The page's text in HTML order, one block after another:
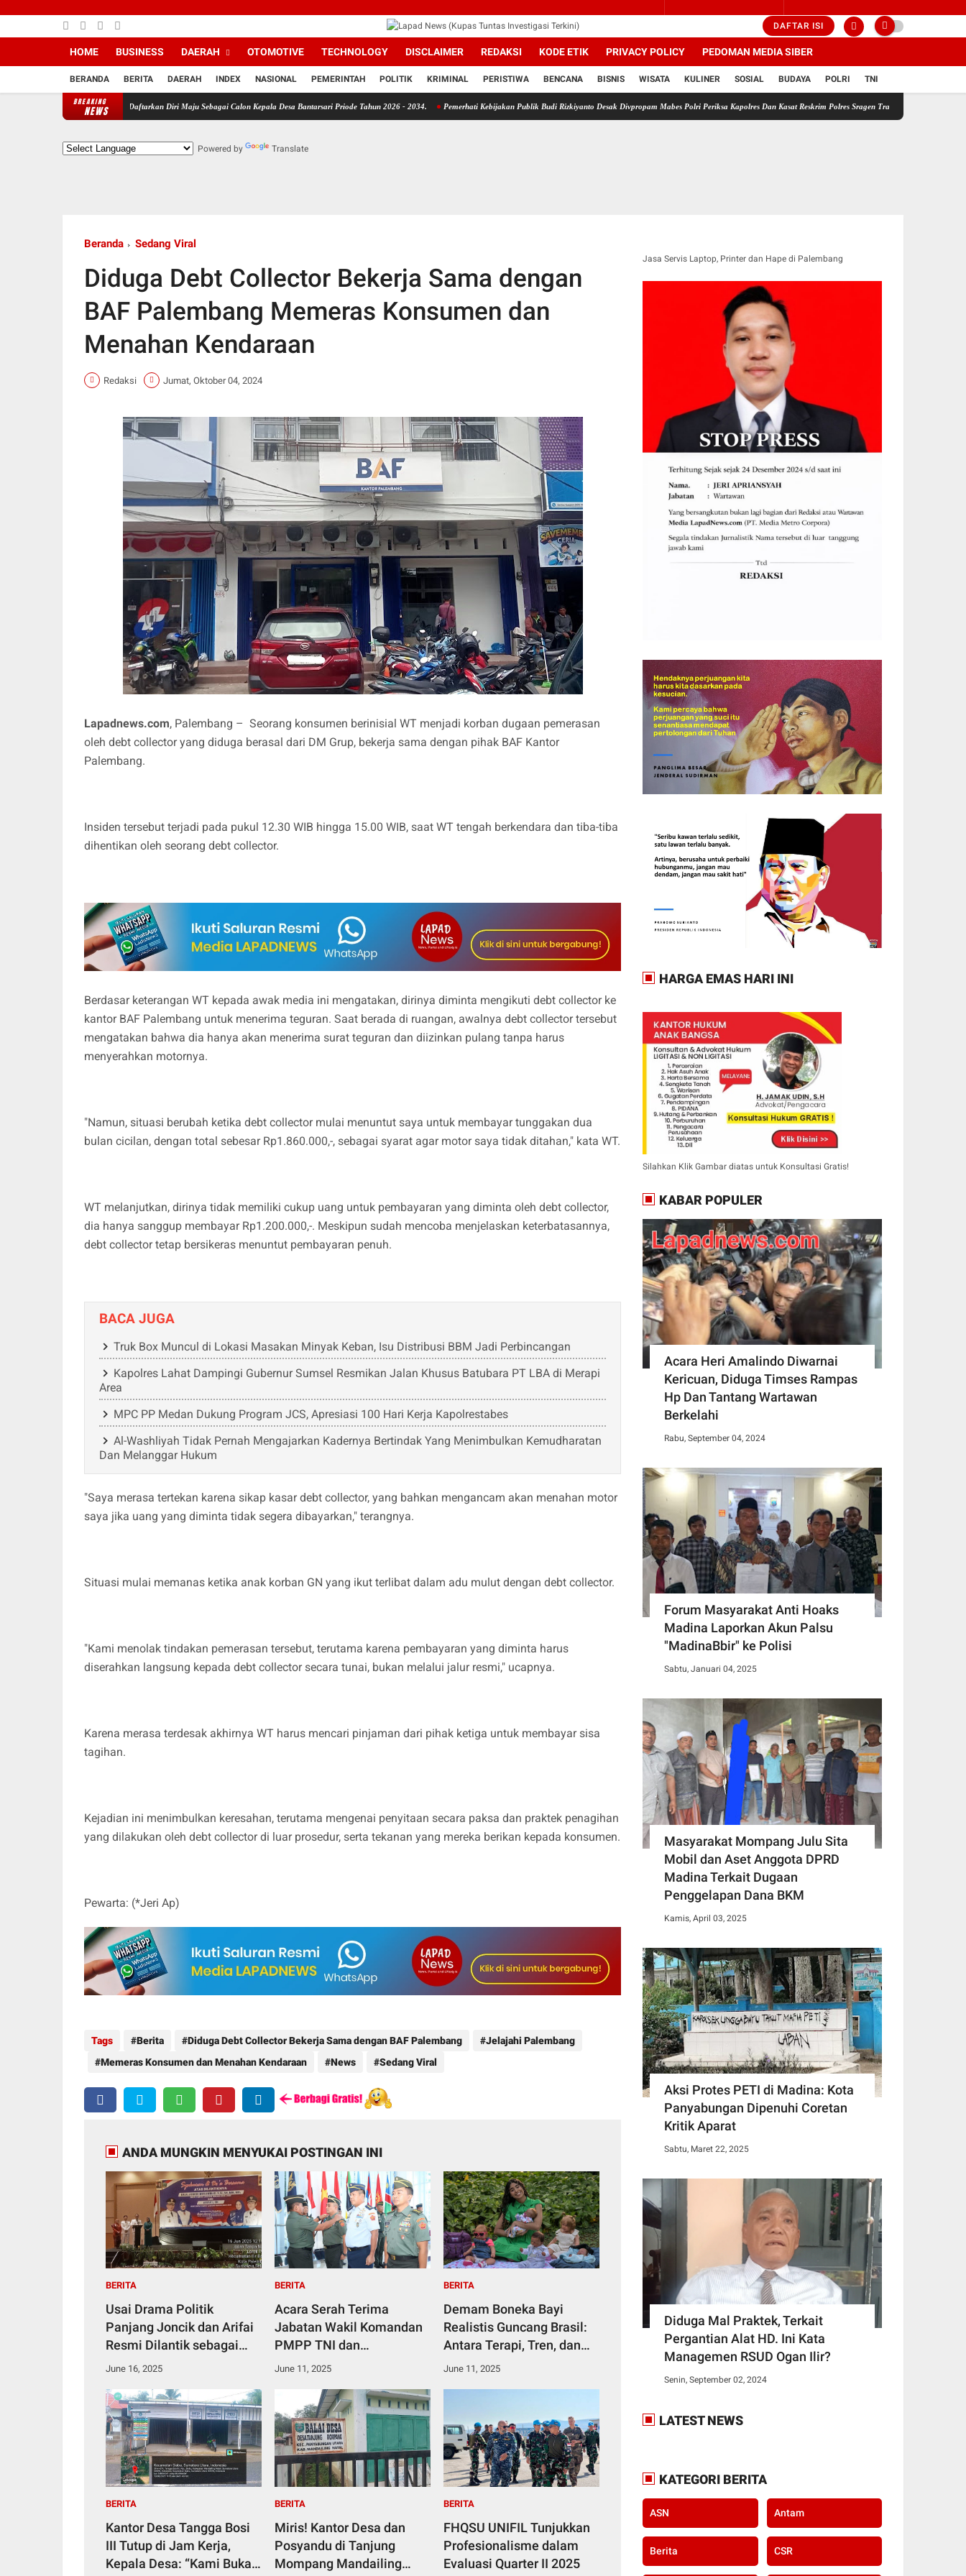
DAFTAR ISI
HOME BUSINESS DAERAH OTOMOTIVE TECHNOLOGY DISCLAIMER REDAKSI KODE ETIK PRIVACY POLICY PEDOMAN MEDIA SIBER
BERANDA BERITA DAERAH INDEX NASIONAL PEMERINTAH POLITIK KRIMINAL PERISTIWA BENCANA BISNIS WISATA KULINER SOSIAL BUDAYA POLRI TNI
BREAKING
NEWS
MJS Resmi Daftarkan Diri Maju Sebagai Calon Kepala Desa Bantarsari Priode Tahun 2026 - 2034. Pemerhati Kebijakan Publik Budi Rizkiyanto Desak Divpropam Mabes Polri Periksa Kapolres Dan Kasat Reskrim Polres Sragen Transparansi Adalah Kunci
Powered by Translate
Beranda Sedang Viral
Diduga Debt Collector Bekerja Sama dengan
BAF Palembang Memeras Konsumen dan
Menahan Kendaraan
Redaksi Jumat, Oktober 04, 2024
Lapadnews.com, Palembang – Seorang konsumen berinisial WT menjadi korban dugaan pemerasan
oleh debt collector yang diduga berasal dari DM Grup, bekerja sama dengan pihak BAF Kantor
Palembang.
Insiden tersebut terjadi pada pukul 12.30 WIB hingga 15.00 WIB, saat WT tengah berkendara dan tiba-tiba
dihentikan oleh seorang debt collector.
Berdasar keterangan WT kepada awak media ini mengatakan, dirinya diminta mengikuti debt collector ke
kantor BAF Palembang untuk menerima teguran. Saat berada di ruangan, awalnya debt collector tersebut
mengatakan bahwa dia hanya akan menerima surat teguran dan diizinkan pulang tanpa harus
menyerahkan motornya.
"Namun, situasi berubah ketika debt collector mulai menuntut saya untuk membayar tunggakan dua
bulan cicilan, dengan total sebesar Rp1.860.000,-, sebagai syarat agar motor saya tidak ditahan," kata WT.
WT melanjutkan, dirinya tidak memiliki cukup uang untuk pembayaran yang diminta oleh debt collector,
dia hanya sanggup membayar Rp1.200.000,-. Meskipun sudah mencoba menjelaskan keterbatasannya,
debt collector tetap bersikeras menuntut pembayaran penuh.
BACA JUGA
Truk Box Muncul di Lokasi Masakan Minyak Keban, Isu Distribusi BBM Jadi Perbincangan
Kapolres Lahat Dampingi Gubernur Sumsel Resmikan Jalan Khusus Batubara PT LBA di Merapi
Area
MPC PP Medan Dukung Program JCS, Apresiasi 100 Hari Kerja Kapolrestabes
Al-Washliyah Tidak Pernah Mengajarkan Kadernya Bertindak Yang Menimbulkan Kemudharatan
Dan Melanggar Hukum
"Saya merasa tertekan karena sikap kasar debt collector, yang bahkan mengancam akan menahan motor
saya jika uang yang diminta tidak segera dibayarkan," terangnya.
Situasi mulai memanas ketika anak korban GN yang ikut terlibat dalam adu mulut dengan debt collector.
"Kami menolak tindakan pemerasan tersebut, terutama karena pembayaran yang diminta harus
diserahkan langsung kepada debt collector secara tunai, bukan melalui jalur resmi," ucapnya.
Karena merasa terdesak akhirnya WT harus mencari pinjaman dari pihak ketiga untuk membayar sisa
tagihan.
Kejadian ini menimbulkan keresahan, terutama mengenai penyitaan secara paksa dan praktek penagihan
yang dilakukan oleh debt collector di luar prosedur, serta tekanan yang mereka berikan kepada konsumen.
Pewarta: (*Jeri Ap)
Tags Berita Diduga Debt Collector Bekerja Sama dengan BAF Palembang
Jelajahi Palembang
Memeras Konsumen dan Menahan Kendaraan
News Sedang Viral
ANDA MUNGKIN MENYUKAI POSTINGAN INI
BERITA
Usai Drama Politik
Panjang Joncik dan Arifai
Resmi Dilantik sebagai
Bupati dan Wakil Bupati
June 16, 2025
BERITA
Acara Serah Terima
Jabatan Wakil Komandan
PMPP TNI dan
Penyerahan Jabatan
June 11, 2025
BERITA
Demam Boneka Bayi
Realistis Guncang Brasil:
Antara Terapi, Tren, dan
Kontroversi Politik
June 11, 2025
BERITA
Kantor Desa Tangga Bosi
III Tutup di Jam Kerja,
Kepala Desa: “Kami Buka
BERITA
Miris! Kantor Desa dan
Posyandu di Tanjung
Mompang Mandailing
BERITA
FHQSU UNIFIL Tunjukkan
Profesionalisme dalam
Evaluasi Quarter II 2025
Jasa Servis Laptop, Printer dan Hape di Palembang
HARGA EMAS HARI INI
Silahkan Klik Gambar diatas untuk Konsultasi Gratis!
KABAR POPULER
Acara Heri Amalindo Diwarnai
Kericuan, Diduga Timses Rampas
Hp Dan Tantang Wartawan
Berkelahi
Rabu, September 04, 2024
Forum Masyarakat Anti Hoaks
Madina Laporkan Akun Palsu
"MadinaBbir" ke Polisi
Sabtu, Januari 04, 2025
Masyarakat Mompang Julu Sita
Mobil dan Aset Anggota DPRD
Madina Terkait Dugaan
Penggelapan Dana BKM
Kamis, April 03, 2025
Aksi Protes PETI di Madina: Kota
Panyabungan Dipenuhi Coretan
Kritik Aparat
Sabtu, Maret 22, 2025
Diduga Mal Praktek, Terkait
Pergantian Alat HD. Ini Kata
Managemen RSUD Ogan Ilir?
Senin, September 02, 2024
LATEST NEWS
KATEGORI BERITA
ASN Antam
Berita CSR